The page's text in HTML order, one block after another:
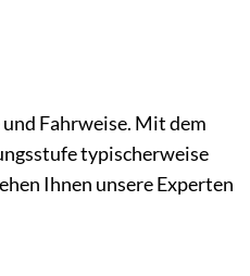
Fahrweise. Mit dem
typischerweise
Ihnen unsere Experten